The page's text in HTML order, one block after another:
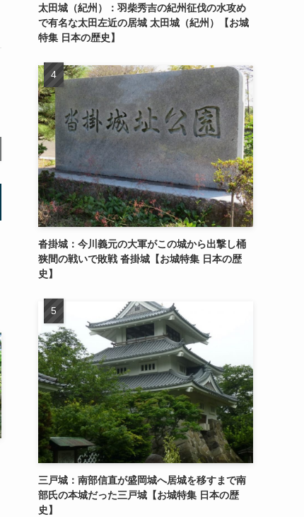
太田城（紀州）：羽柴秀吉の紀州征伐の水攻め
で有名な太田左近の居城 太田城（紀州）【お城
特集 日本の歴史】
沓掛城：今川義元の大軍がこの城から出撃し桶
狭間の戦いで敗戦 沓掛城【お城特集 日本の歴
史】
三戸城：南部信直が盛岡城へ居城を移すまで南
部氏の本城だった三戸城【お城特集 日本の歴
史】